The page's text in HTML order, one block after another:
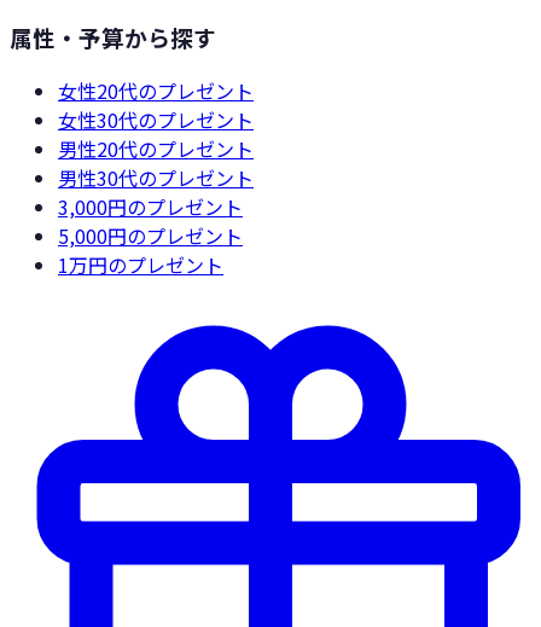
属性・予算から探す
女性20代のプレゼント
女性30代のプレゼント
男性20代のプレゼント
男性30代のプレゼント
3,000円のプレゼント
5,000円のプレゼント
1万円のプレゼント